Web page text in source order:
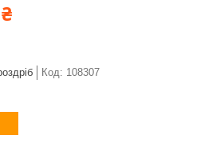
Код: 108307